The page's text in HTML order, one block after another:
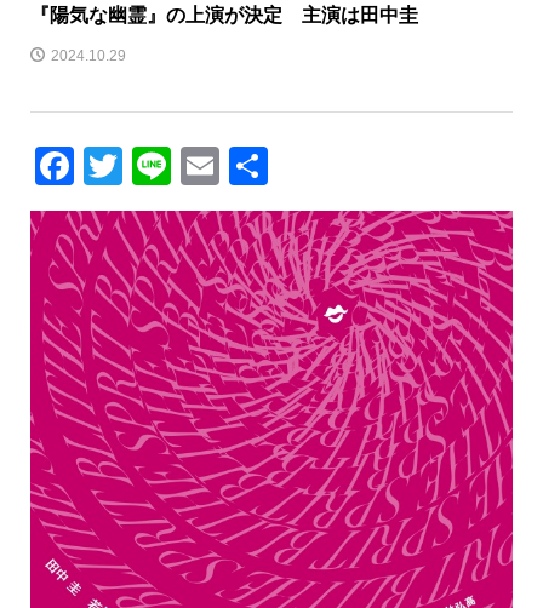
『陽気な幽霊』の上演が決定 主演は田中圭
2024.10.29
Facebook
Twitter
LineEmail
有